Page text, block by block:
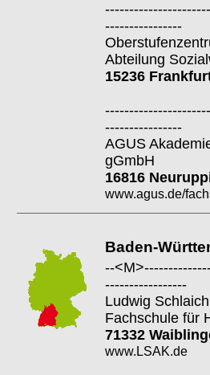
----------------
Abteilung
15236
----------------
AGUS
gGmbH
16816
www.agus.de/
Baden-
--
-----------------
Ludwig
Fachschule für
71332
www.LSAK.de